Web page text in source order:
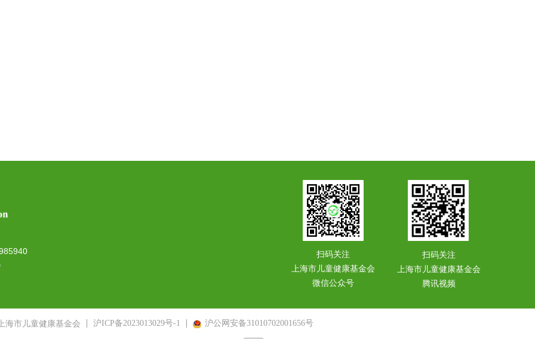
扫码关注
上海市儿童健康基金会
微信公众号
扫码关注
上海市儿童健康基金会
腾讯视频
海市儿童健康基金会 沪ICP备2023013029号-1 沪公网安备31010702001656号